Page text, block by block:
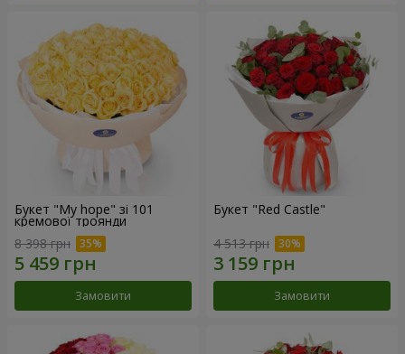
Букет "My hope" зі 101
кремової троянди
8 398 грн
Замовити
Букет "Red Castle"
4 513 грн
Замовити